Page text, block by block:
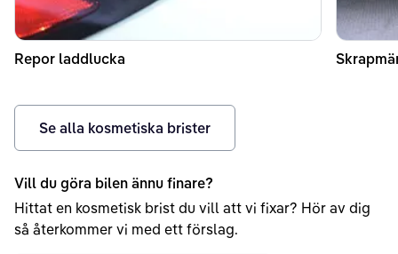
Repor laddlucka
Se alla kosmetiska brister
Vill du göra bilen ännu finare?
Hittat en kosmetisk brist du vill att vi fixar? Hör av dig
så återkommer vi med ett förslag.